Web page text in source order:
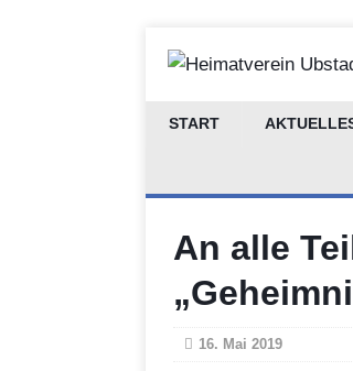
START
An alle
16. Mai 2019